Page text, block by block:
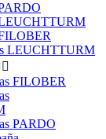
LEUCHTTURM

FILOBER
PARDO